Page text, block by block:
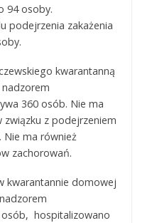
94 osoby.
podejrzenia zakażenia
kwarantanną
360 osób. Nie ma
z podejrzeniem
Nie ma również
zachorowań.
kwarantannie domowej
hospitalizowano